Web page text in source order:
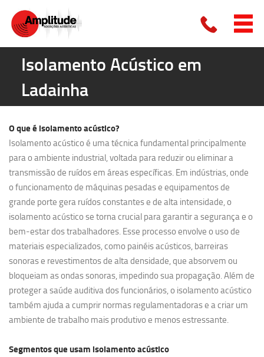
Isolamento Acústico em
Ladainha
O que é isolamento acústico?
Isolamento acústico é uma técnica fundamental principalmente
para o ambiente industrial, voltada para reduzir ou eliminar a
transmissão de ruídos em áreas específicas. Em indústrias, onde
o funcionamento de máquinas pesadas e equipamentos de
grande porte gera ruídos constantes e de alta intensidade, o
isolamento acústico se torna crucial para garantir a segurança e o
bem-estar dos trabalhadores. Esse processo envolve o uso de
materiais especializados, como painéis acústicos, barreiras
sonoras e revestimentos de alta densidade, que absorvem ou
bloqueiam as ondas sonoras, impedindo sua propagação. Além de
proteger a saúde auditiva dos funcionários, o isolamento acústico
também ajuda a cumprir normas regulamentadoras e a criar um
ambiente de trabalho mais produtivo e menos estressante.
Segmentos que usam isolamento acústico